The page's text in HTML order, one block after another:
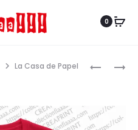
0
PAPEL
La Casa de Papel